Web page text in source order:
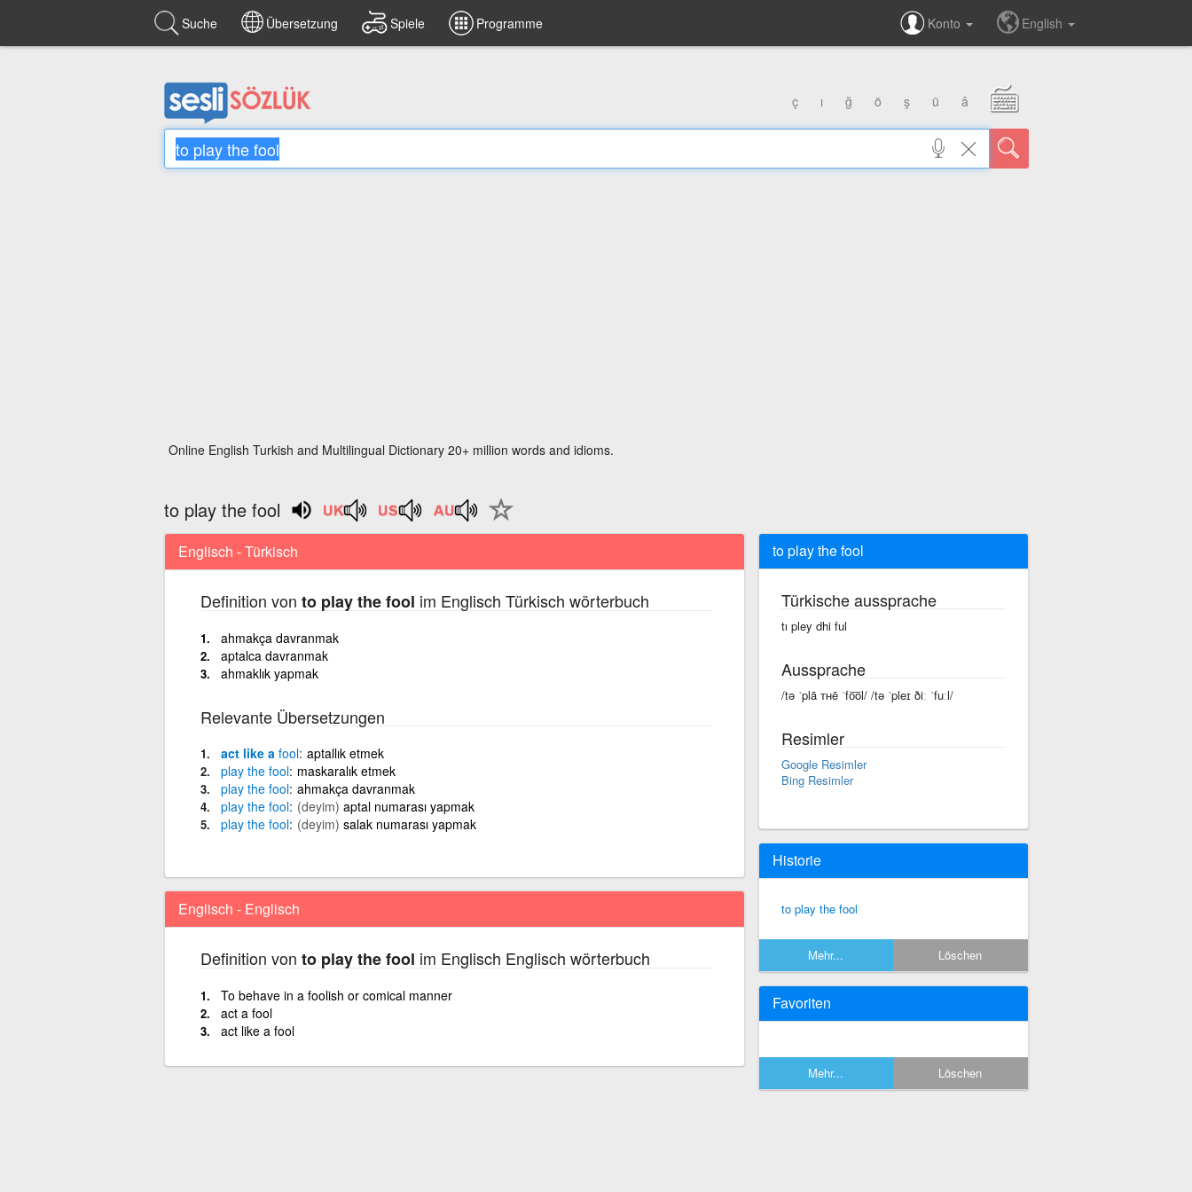
Suche Übersetzung Spiele Programme Konto English
ç ı ğ ö ş ü â
Online English Turkish and Multilingual Dictionary 20+ million words and idioms.
to play the fool
Englisch - Türkisch
Definition von to play the fool im Englisch Türkisch wörterbuch
ahmakça davranmak
aptalca davranmak
ahmaklık yapmak
Relevante Übersetzungen
act like a fool aptallık etmek
play the fool maskaralık etmek
play the fool ahmakça davranmak
play the fool (deyim) aptal numarası yapmak
play the fool (deyim) salak numarası yapmak
Englisch - Englisch
Definition von to play the fool im Englisch Englisch wörterbuch
To behave in a foolish or comical manner
act a fool
act like a fool
to play the fool
Türkische aussprache
tı pley dhi ful
Aussprache
/tə ˈplā ᴛʜē ˈfo͞ol/ /tə ˈpleɪ ðiː ˈfuːl/
Resimler
Google Resimler
Bing Resimler
Historie
to play the fool
Mehr... Löschen
Favoriten
Mehr... Löschen